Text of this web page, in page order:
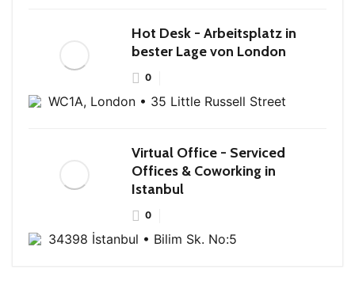
Hot Desk - Arbeitsplatz in
bester Lage von London
0
WC1A, London • 35 Little Russell Street
Virtual Office - Serviced
Offices & Coworking in
Istanbul
0
34398 İstanbul • Bilim Sk. No:5